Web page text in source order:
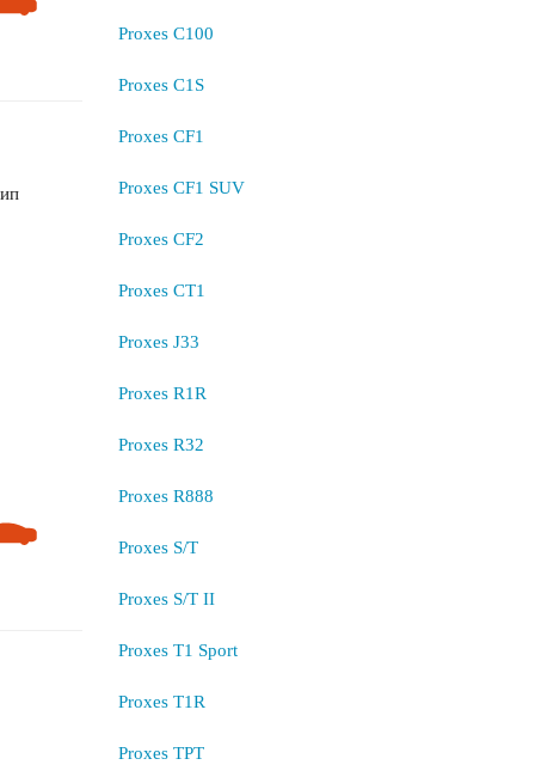
Proxes C100
Proxes C1S
Proxes CF1
Proxes CF1 SUV
Proxes CF2
Proxes CT1
Proxes J33
Proxes R1R
Proxes R32
Proxes R888
Proxes S/T
Proxes S/T II
Proxes T1 Sport
Proxes T1R
Proxes TPT